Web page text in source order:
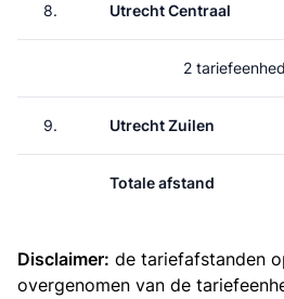
8. Utrecht Centraal
2
9. Utrecht Zuilen
Totale afstand
Disclaimer: de tariefafstanden
overgenomen van de